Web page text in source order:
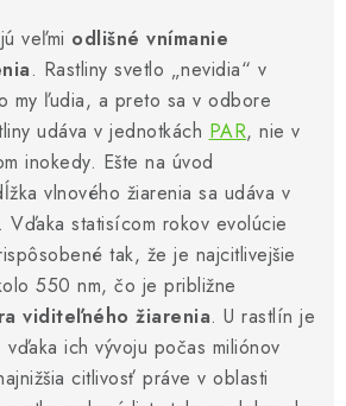
Predávané značky
Kontakt
údajov
veľmi odlišné vnímanie
. Rastliny svetlo „nevidia“ v
my ľudia, a preto sa v odbore
udáva v jednotkách PAR, nie v
inokedy. Ešte na úvod
vlnového žiarenia sa udáva v
Vďaka statisícom rokov evolúcie
tak, že je najcitlivejšie
550 nm, čo je približne
viditeľného žiarenia. U rastlín je
ich vývoju počas miliónov
citlivosť práve v oblasti